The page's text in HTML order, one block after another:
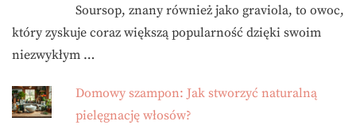
Soursop, znany również jako graviola, to owoc,
który zyskuje coraz większą popularność dzięki swoim
niezwykłym …
Domowy szampon: Jak stworzyć naturalną
pielęgnację włosów?